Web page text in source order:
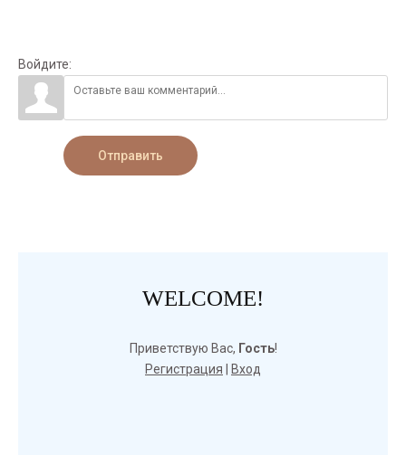
Войдите:
Отправить
WELCOME!
Приветствую Вас, Гость!
Регистрация
Вход